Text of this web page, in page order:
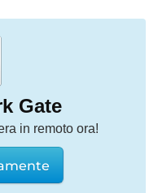
Gate
in remoto ora!